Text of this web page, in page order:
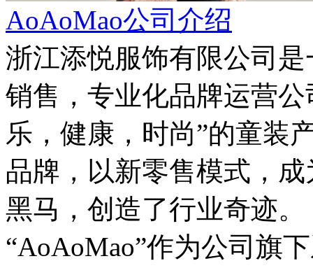
AoAoMao公司介绍
浙江添悦服饰有限公司
销售，专业化品牌运营
乐，健康，时尚”的童装
品牌，以新零售模式，
黑马，创造了行业奇迹。
“AoAoMao”作为公司旗